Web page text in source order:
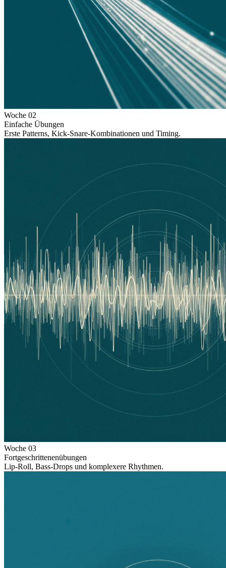
Woche 02
Einfache Übungen
Erste Patterns, Kick-Snare-Kombinationen und Timing.
Woche 03
Fortgeschrittenenübungen
Lip-Roll, Bass-Drops und komplexere Rhythmen.